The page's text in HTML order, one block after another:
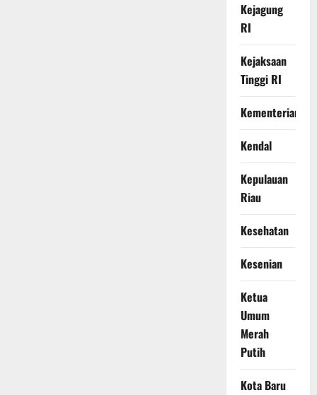
Kejagung
RI
Kejaksaan
Tinggi RI
Kementerian
Kendal
Kepulauan
Riau
Kesehatan
Kesenian
Ketua
Umum
Merah
Putih
Kota Baru